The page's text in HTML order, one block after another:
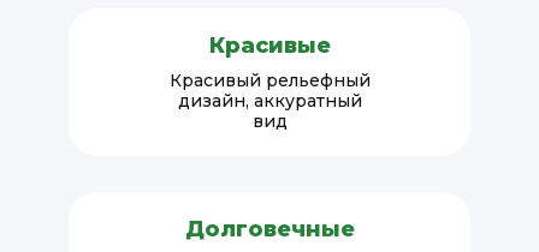
Красивые
Красивый рельефный
дизайн, аккуратный
вид
Долговечные